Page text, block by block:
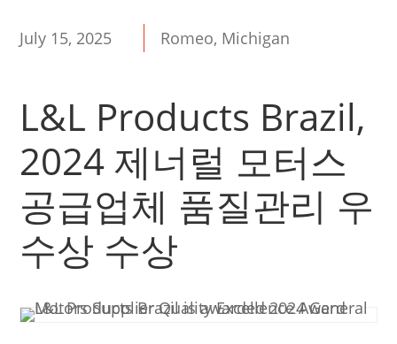
July 15, 2025 Romeo, Michigan
L&L Products Brazil,
2024 제너럴 모터스
공급업체 품질관리 우
수상 수상